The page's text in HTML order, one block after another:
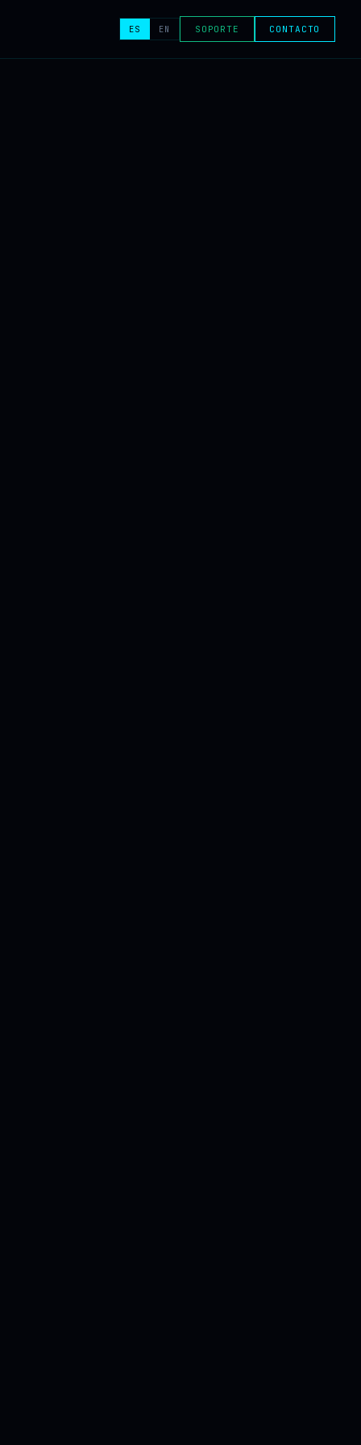
ES EN SOPORTE CONTACTO